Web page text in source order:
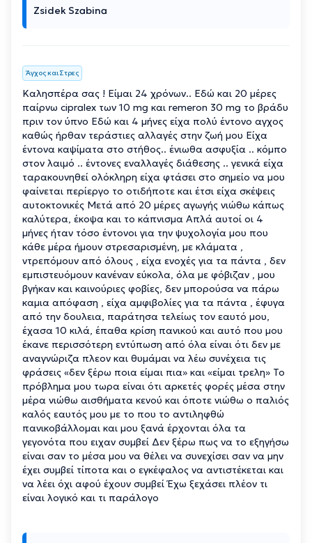
Zsidek Szabina
Άγχος και Στρες
Καλησπέρα σας ! Είμαι 24 χρόνων.. Εδώ και 20 μέρες
παίρνω cipralex των 10 mg και remeron 30 mg το βράδυ
πριν τον ύπνο Εδώ και 4 μήνες είχα πολύ έντονο αγχος
καθώς ήρθαν τεράστιες αλλαγές στην ζωή μου Είχα
έντονα καψίματα στο στήθος.. ένιωθα ασφυξία .. κόμπο
στον λαιμό .. έντονες εναλλαγές διάθεσης .. γενικά είχα
ταρακουνηθεί ολόκληρη είχα φτάσει στο σημείο να μου
φαίνεται περίεργο το οτιδήποτε και έτσι είχα σκέψεις
αυτοκτονικές Μετά από 20 μέρες αγωγής νιώθω κάπως
καλύτερα, έκοψα και το κάπνισμα Απλά αυτοί οι 4
μήνες ήταν τόσο έντονοι για την ψυχολογία μου που
κάθε μέρα ήμουν στρεσαρισμένη, με κλάματα ,
ντρεπόμουν από όλους , είχα ενοχές για τα πάντα , δεν
εμπιστευόμουν κανέναν εύκολα, όλα με φόβιζαν , μου
βγήκαν και καινούριες φοβίες, δεν μπορούσα να πάρω
καμια απόφαση , είχα αμφιβολίες για τα πάντα , έφυγα
από την δουλεια, παράτησα τελείως τον εαυτό μου,
έχασα 10 κιλά, έπαθα κρίση πανικού και αυτό που μου
έκανε περισσότερη εντύπωση από όλα είναι ότι δεν με
αναγνώριζα πλεον και θυμάμαι να λέω συνέχεια τις
φράσεις «δεν ξέρω ποια είμαι πια» και «είμαι τρελη» Το
πρόβλημα μου τωρα είναι ότι αρκετές φορές μέσα στην
μέρα νιώθω αισθήματα κενού και όποτε νιώθω ο παλιός
καλός εαυτός μου με το που το αντιληφθώ
πανικοβάλλομαι και μου ξανά έρχονται όλα τα
γεγονότα που ειχαν συμβεί Δεν ξέρω πως να το εξηγήσω
είναι σαν το μέσα μου να θέλει να συνεχίσει σαν να μην
έχει συμβεί τίποτα και ο εγκέφαλος να αντιστέκεται και
να λέει όχι αφού έχουν συμβεί Έχω ξεχάσει πλέον τι
είναι λογικό και τι παράλογο